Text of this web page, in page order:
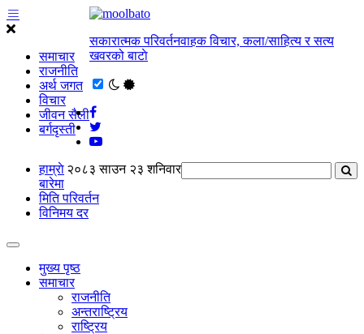
समाचार
राजनीति
अर्थ जगत
विचार
जीवन सैली
बर्गदृस्ती
सकारात्मक परिवर्तनवाहक विचार, कला/साहित्य र सत्य
खवरको बाटाे
२०८३ साउन २३ शनिवार
हाम्राे
बारेमा
मिति परिवर्तन
विनिमय दर
मुख्य पृष्ठ
समाचार
राजनीति
अन्तराष्ट्रिय
राष्ट्रिय